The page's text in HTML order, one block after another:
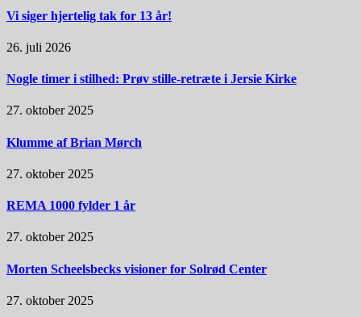
Vi siger hjertelig tak for 13 år!
26. juli 2026
Nogle timer i stilhed: Prøv stille-retræte i Jersie Kirke
27. oktober 2025
Klumme af Brian Mørch
27. oktober 2025
REMA 1000 fylder 1 år
27. oktober 2025
Morten Scheelsbecks visioner for Solrød Center
27. oktober 2025